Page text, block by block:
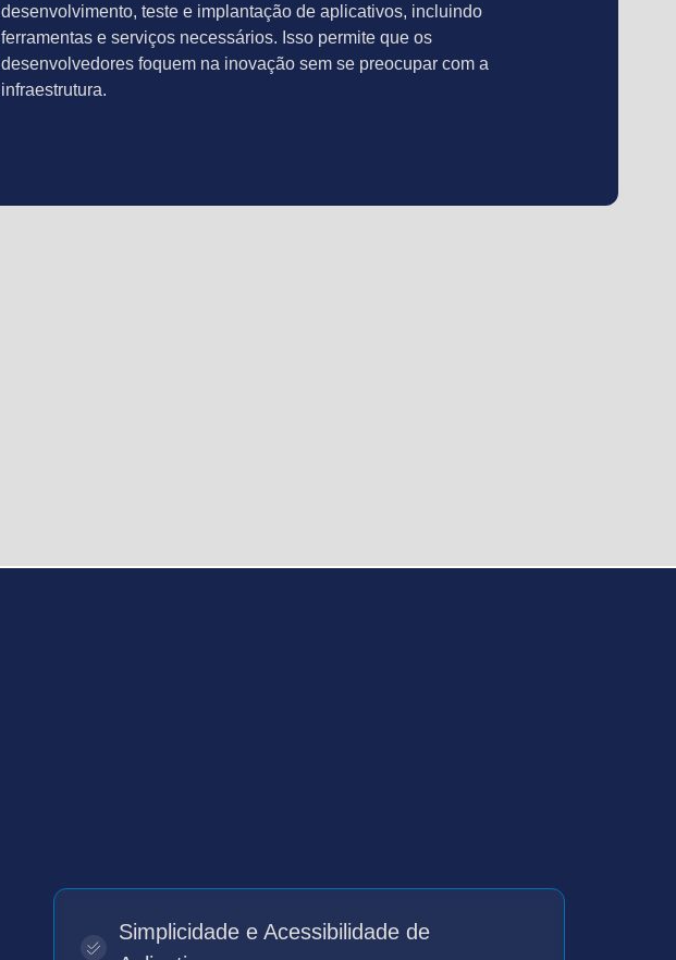
desenvolvimento, teste e implantação de aplicativos, incluindo
ferramentas e serviços necessários. Isso permite que os
desenvolvedores foquem na inovação sem se preocupar com a
infraestrutura.
Simplicidade e Acessibilidade de